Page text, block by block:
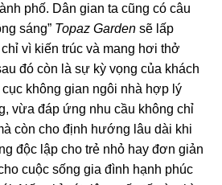
phố. Dân gian ta cũng có câu
sáng” Topaz Garden sẽ lấp
vì kiến trúc và mang hơi thở
đó còn là sự kỳ vọng của khách
không gian ngôi nhà hợp lý
vừa đáp ứng nhu cầu không chỉ
còn cho định hướng lâu dài khi
độc lập cho trẻ nhỏ hay đơn giản
cuộc sống gia đình hạnh phúc